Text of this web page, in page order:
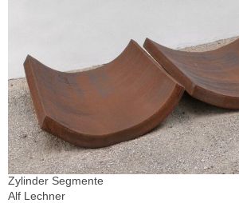
Zylinder Segmente
Alf Lechner